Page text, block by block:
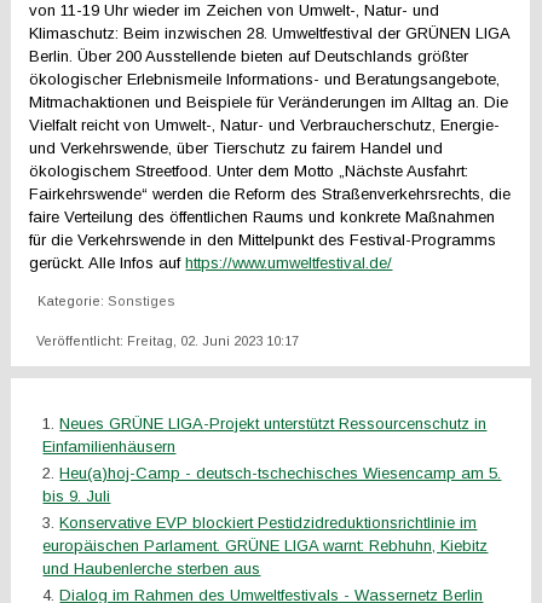
von 11-19 Uhr wieder im Zeichen von Umwelt-, Natur- und
Klimaschutz: Beim inzwischen 28. Umweltfestival der GRÜNEN LIGA
Berlin. Über 200 Ausstellende bieten auf Deutschlands größter
ökologischer Erlebnismeile Informations- und Beratungsangebote,
Mitmachaktionen und Beispiele für Veränderungen im Alltag an. Die
Vielfalt reicht von Umwelt-, Natur- und Verbraucherschutz, Energie-
und Verkehrswende, über Tierschutz zu fairem Handel und
ökologischem Streetfood. Unter dem Motto „Nächste Ausfahrt:
Fairkehrswende“ werden die Reform des Straßenverkehrsrechts, die
faire Verteilung des öffentlichen Raums und konkrete Maßnahmen
für die Verkehrswende in den Mittelpunkt des Festival-Programms
gerückt. Alle Infos aufhttps://www.umweltfestival.de/
Kategorie:Sonstiges
Veröffentlicht: Freitag, 02. Juni 2023 10:17
Neues GRÜNE LIGA-Projekt unterstützt Ressourcenschutz in
Einfamilienhäusern
Heu(a)hoj-Camp - deutsch-tschechisches Wiesencamp am 5.
bis 9. Juli
Konservative EVP blockiert Pestidzidreduktionsrichtlinie im
europäischen Parlament. GRÜNE LIGA warnt: Rebhuhn, Kiebitz
und Haubenlerche sterben aus
Dialog im Rahmen des Umweltfestivals - Wassernetz Berlin